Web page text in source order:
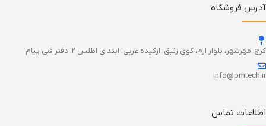
آدرس فروشگاه
کرج، مهرشهر، بلوار ارم، کوی زنبق، ارکیده غربی، ابتدای اطلس 2، دفتر فنی پیام
info@pmtech.ir
اطلاعات تماس